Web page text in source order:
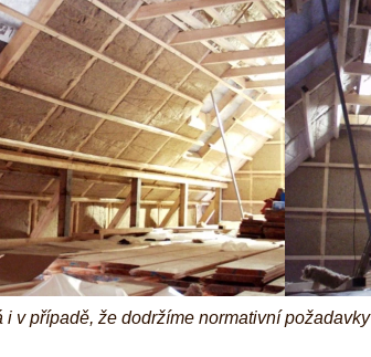
i v případě, že dodržíme normativní požadavky